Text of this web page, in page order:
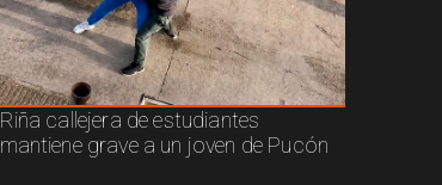
Riña callejera de estudiantes
mantiene grave a un joven de Pucón